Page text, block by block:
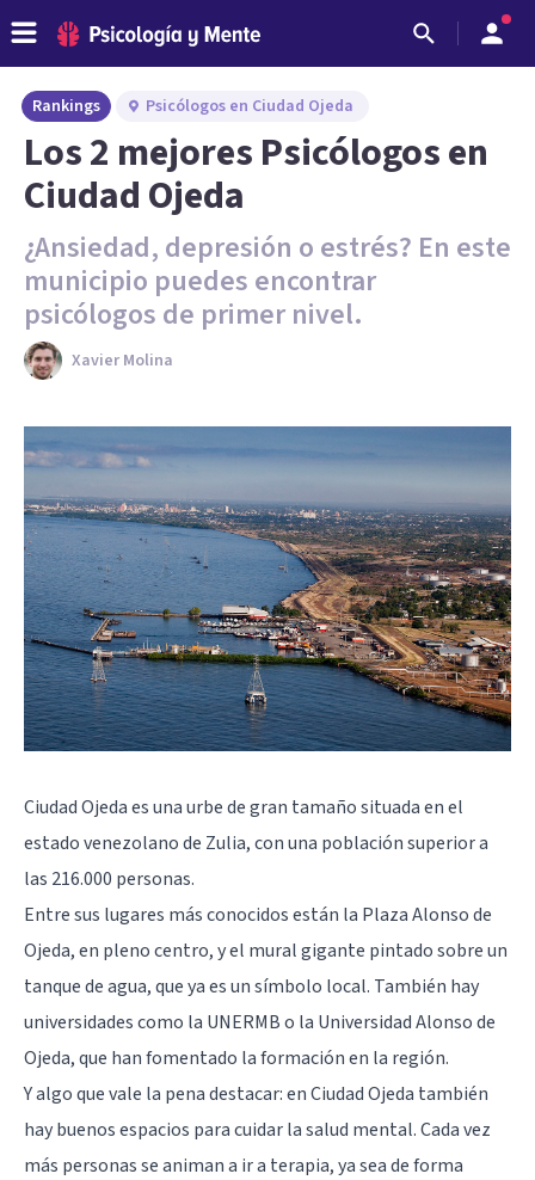
Rankings Psicólogos en Ciudad Ojeda
Los 2 mejores Psicólogos en
Ciudad Ojeda
¿Ansiedad, depresión o estrés? En este
municipio puedes encontrar
psicólogos de primer nivel.
Xavier Molina
Ciudad Ojeda es una urbe de gran tamaño situada en el
estado venezolano de Zulia, con una población superior a
las 216.000 personas.
Entre sus lugares más conocidos están la Plaza Alonso de
Ojeda, en pleno centro, y el mural gigante pintado sobre un
tanque de agua, que ya es un símbolo local. También hay
universidades como la UNERMB o la Universidad Alonso de
Ojeda, que han fomentado la formación en la región.
Y algo que vale la pena destacar: en Ciudad Ojeda también
hay buenos espacios para cuidar la salud mental. Cada vez
más personas se animan a ir a terapia, ya sea de forma